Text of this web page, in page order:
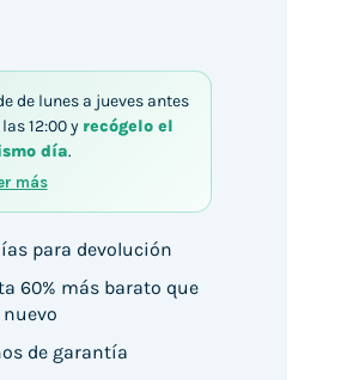
de lunes a jueves antes
12:00 y recógelo el
día.
más
para devolución
60% más barato que
de garantía